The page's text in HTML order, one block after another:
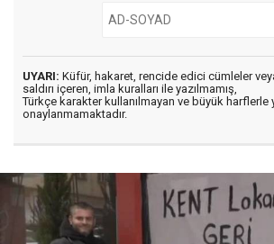
UYARI: Küfür, hakaret, rencide edici cümleler
saldırı içeren, imla kuralları ile yazılmamış,
Türkçe karakter kullanılmayan ve büyük harflerle
onaylanmamaktadır.